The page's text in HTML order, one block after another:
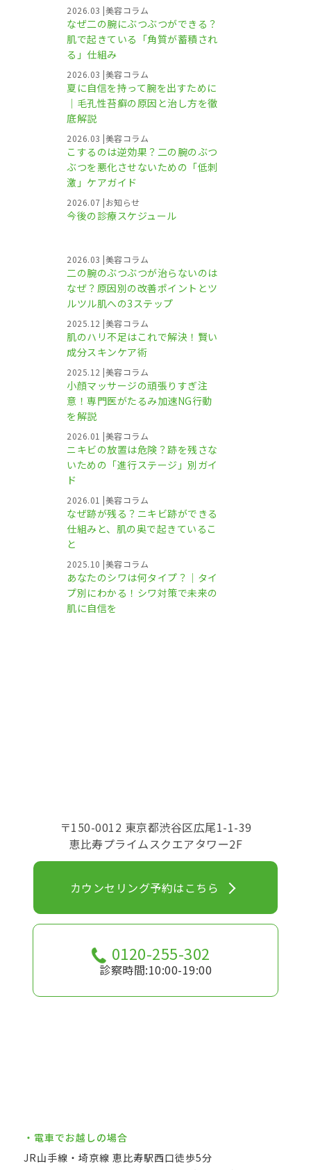
2026.03 |美容コラム
なぜ二の腕にぶつぶつができる？
肌で起きている「角質が蓄積され
る」仕組み
2026.03 |美容コラム
夏に自信を持って腕を出すために
｜毛孔性苔癬の原因と治し方を徹
底解説
2026.03 |美容コラム
こするのは逆効果？二の腕のぶつ
ぶつを悪化させないための「低刺
激」ケアガイド
2026.07 |お知らせ
今後の診療スケジュール
2026.03 |美容コラム
二の腕のぶつぶつが治らないのは
なぜ？原因別の改善ポイントとツ
ルツル肌への3ステップ
2025.12 |美容コラム
肌のハリ不足はこれで解決！賢い
成分スキンケア術
2025.12 |美容コラム
小顔マッサージの頑張りすぎ注
意！専門医がたるみ加速NG行動
を解説
2026.01 |美容コラム
ニキビの放置は危険？跡を残さな
いための「進行ステージ」別ガイ
ド
2026.01 |美容コラム
なぜ跡が残る？ニキビ跡ができる
仕組みと、肌の奥で起きているこ
と
2025.10 |美容コラム
あなたのシワは何タイプ？｜タイ
プ別にわかる！シワ対策で未来の
肌に自信を
〒150-0012 東京都渋谷区広尾1-1-39
恵比寿プライムスクエアタワー2F
カウンセリング予約はこちら
0120-255-302
診察時間:10:00-19:00
・電車でお越しの場合
JR山手線・埼京線 恵比寿駅西口徒歩5分